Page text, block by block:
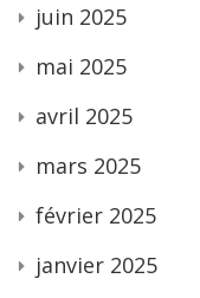
juin 2025
mai 2025
avril 2025
mars 2025
février 2025
janvier 2025